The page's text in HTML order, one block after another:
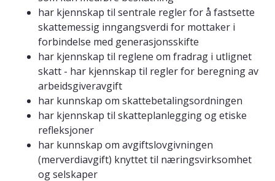
har kjennskap til sentrale regler for å fastsette
skattemessig inngangsverdi for mottaker i
forbindelse med generasjonsskifte
har kjennskap til reglene om fradrag i utlignet
skatt - har kjennskap til regler for beregning av
arbeidsgiveravgift
har kunnskap om skattebetalingsordningen
har kjennskap til skatteplanlegging og etiske
refleksjoner
har kunnskap om avgiftslovgivningen
(merverdiavgift) knyttet til næringsvirksomhet
og selskaper